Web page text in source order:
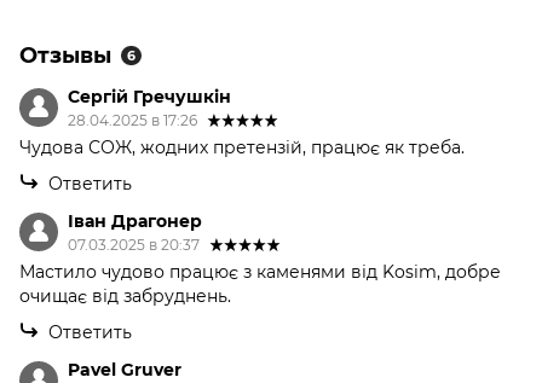
Отзывы 6
Сергій Гречушкін
28.04.2025 в 17:26
Чудова СОЖ, жодних претензій, працює як треба.
Ответить
Іван Драгонер
07.03.2025 в 20:37
Мастило чудово працює з каменями від Kosim, добре
очищає від забруднень.
Ответить
Pavel Gruver